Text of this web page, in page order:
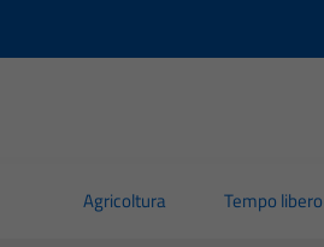
Agricoltura Tempo libero